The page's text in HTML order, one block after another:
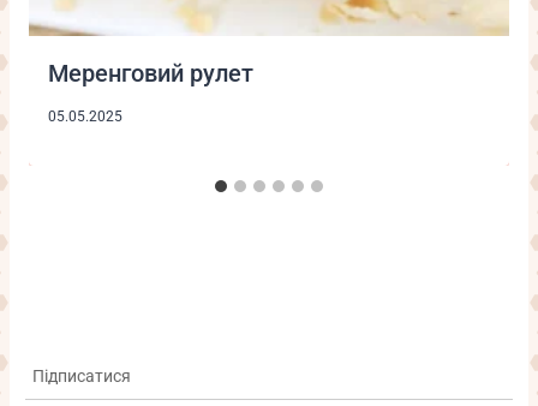
Меренговий рулет
05.05.2025
Підписатися